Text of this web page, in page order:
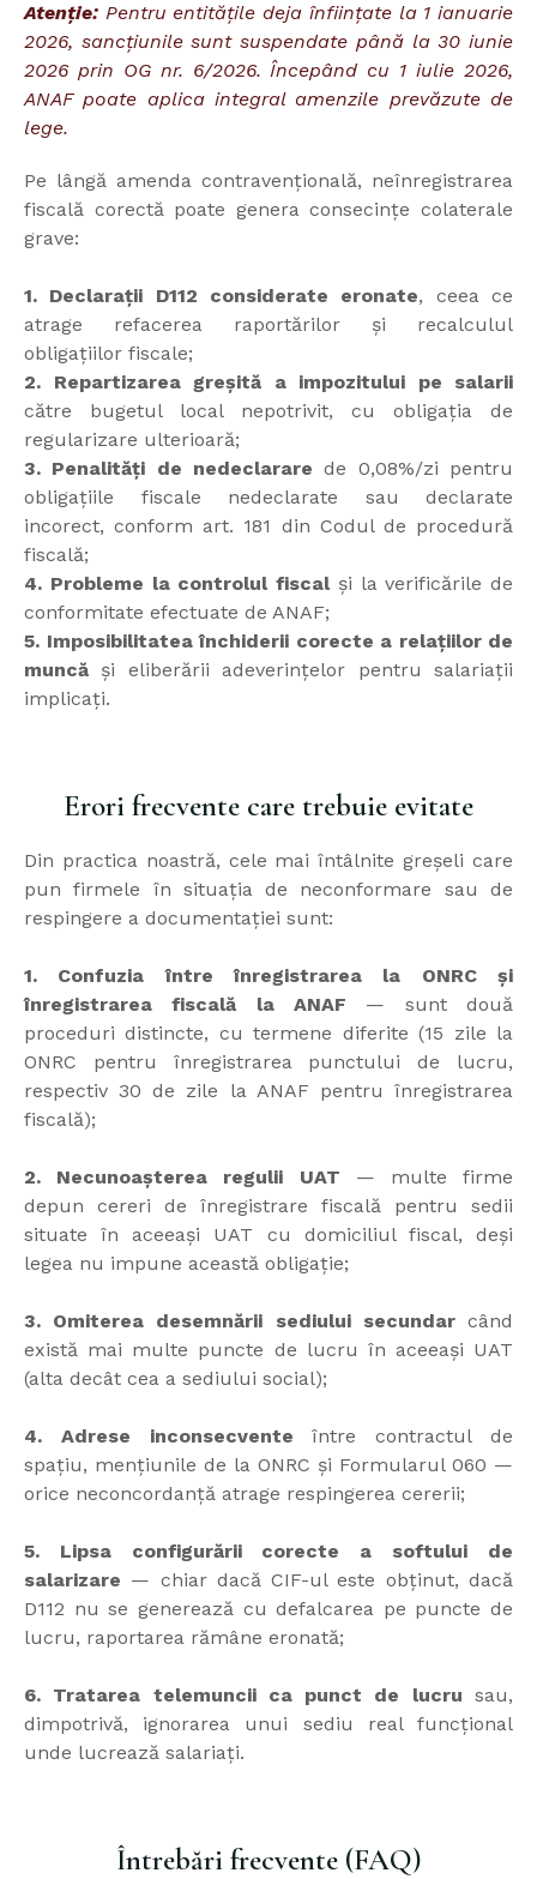
Atenție: Pentru entitățile deja înființate la 1 ianuarie
2026, sancțiunile sunt suspendate până la 30 iunie
2026 prin OG nr. 6/2026. Începând cu 1 iulie 2026,
ANAF poate aplica integral amenzile prevăzute de
lege.
Pe lângă amenda contravențională, neînregistrarea
fiscală corectă poate genera consecințe colaterale
grave:
1. Declarații D112 considerate eronate, ceea ce
atrage refacerea raportărilor și recalculul
obligațiilor fiscale;
2. Repartizarea greșită a impozitului pe salarii
către bugetul local nepotrivit, cu obligația de
regularizare ulterioară;
3. Penalități de nedeclarare de 0,08%/zi pentru
obligațiile fiscale nedeclarate sau declarate
incorect, conform art. 181 din Codul de procedură
fiscală;
4. Probleme la controlul fiscalși la verificările de
conformitate efectuate de ANAF;
5. Imposibilitatea închiderii corecte a relațiilor de
muncă și eliberării adeverințelor pentru salariații
implicați.
Erori frecvente care trebuie evitate
Din practica noastră, cele mai întâlnite greșeli care
pun firmele în situația de neconformare sau de
respingere a documentației sunt:
1. Confuzia între înregistrarea la ONRC și
înregistrarea fiscală la ANAF — sunt două
proceduri distincte, cu termene diferite (15 zile la
ONRC pentru înregistrarea punctului de lucru,
respectiv 30 de zile la ANAF pentru înregistrarea
fiscală);
2. Necunoașterea regulii UAT — multe firme
depun cereri de înregistrare fiscală pentru sedii
situate în aceeași UAT cu domiciliul fiscal, deși
legea nu impune această obligație;
3. Omiterea desemnării sediului secundarcând
există mai multe puncte de lucru în aceeași UAT
(alta decât cea a sediului social);
4. Adrese inconsecvente între contractul de
spațiu, mențiunile de la ONRC și Formularul 060 —
orice neconcordanță atrage respingerea cererii;
5. Lipsa configurării corecte a softului de
salarizare — chiar dacă CIF-ul este obținut, dacă
D112 nu se generează cu defalcarea pe puncte de
lucru, raportarea rămâne eronată;
6. Tratarea telemuncii ca punct de lucru sau,
dimpotrivă, ignorarea unui sediu real funcțional
unde lucrează salariați.
Întrebări frecvente (FAQ)